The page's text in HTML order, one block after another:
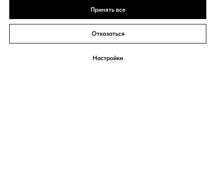
Принять все
Отказаться
Настройки